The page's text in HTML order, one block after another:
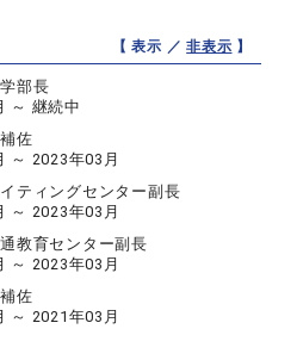
【 表示 ／非表示 】
部長
～ 継続中
佐
～ 2023年03月
ティングセンター副長
～ 2023年03月
教育センター副長
～ 2023年03月
佐
～ 2021年03月